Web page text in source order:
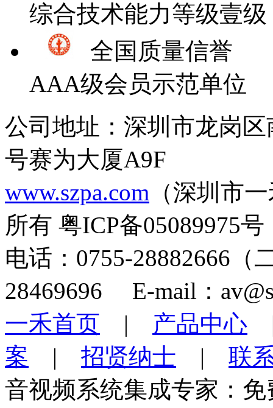
综合技术能力等级壹级
全国质量信誉
AAA级会员示范单位
公司地址：深圳市龙岗
号赛为大厦A9F
www.szpa.com （深圳市
所有 粤ICP备05089975号
电话：0755-28882666
28469696 E-mail：
一禾首页 | 产品中心
案 | 招贤纳士 | 联
音视频系统集成专家：